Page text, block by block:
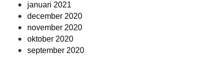
januari 2021
december 2020
november 2020
oktober 2020
september 2020